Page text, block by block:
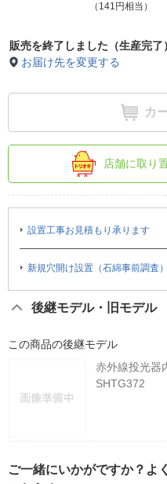
（141円相当）
販売を終了しました（生産完了）
お届け先を変更する
カ
店舗に取り
設置工事お見積もり承ります
新規穴開け設置（石綿事前調査
後継モデル・旧モデル
この商品の後継モデル
赤外線投光器
SHTG372
ご一緒にいかがですか？よ